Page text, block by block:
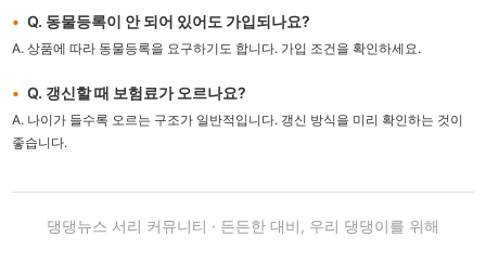
Q. 동물등록이 안 되어 있어도 가입되나요?
A. 상품에 따라 동물등록을 요구하기도 합니다. 가입 조건을 확인하세요.
Q. 갱신할 때 보험료가 오르나요?
A. 나이가 들수록 오르는 구조가 일반적입니다. 갱신 방식을 미리 확인하는 것이
좋습니다.
댕댕뉴스 서리 커뮤니티 · 든든한 대비, 우리 댕댕이를 위해